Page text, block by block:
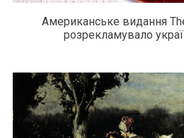
Американське видання
розрекламувало